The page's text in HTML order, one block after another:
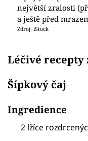
největší zralosti
a ještě před
Zdroj: iStock
Léčivé recepty
Šípkový čaj
Ingredience
2 lžíce